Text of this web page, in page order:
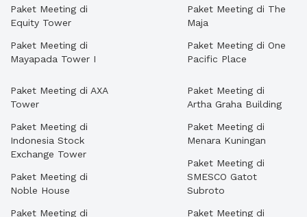
Paket Meeting di
Equity Tower
Paket Meeting di
Mayapada Tower I
Paket Meeting di The
Maja
Paket Meeting di One
Pacific Place
Paket Meeting di AXA
Tower
Paket Meeting di
Indonesia Stock
Exchange Tower
Paket Meeting di
Noble House
Paket Meeting di
Paket Meeting di
Artha Graha Building
Paket Meeting di
Menara Kuningan
Paket Meeting di
SMESCO Gatot
Subroto
Paket Meeting di